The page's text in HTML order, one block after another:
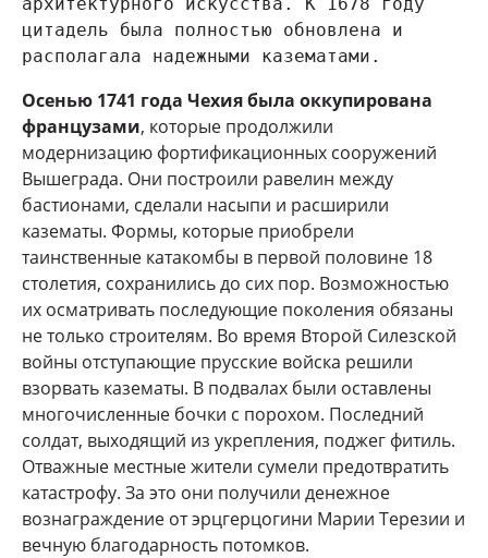
цитадель была полностью обновлена и
располагала надежными казематами.
Осенью 1741 года Чехия была оккупирована
французами, которые продолжили
модернизацию фортификационных сооружений
Вышеграда. Они построили равелин между
бастионами, сделали насыпи и расширили
казематы. Формы, которые приобрели
таинственные катакомбы в первой половине 18
столетия, сохранились до сих пор. Возможностью
их осматривать последующие поколения обязаны
не только строителям. Во время Второй Силезской
войны отступающие прусские войска решили
взорвать казематы. В подвалах были оставлены
многочисленные бочки с порохом. Последний
солдат, выходящий из укрепления, поджег фитиль.
Отважные местные жители сумели предотвратить
катастрофу. За это они получили денежное
вознаграждение от эрцгерцогини Марии Терезии и
вечную благодарность потомков.